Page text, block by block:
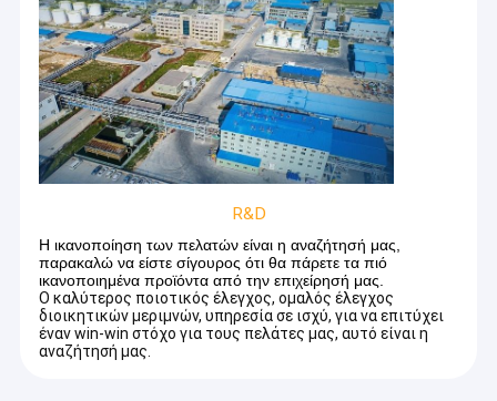
R&D
Η ικανοποίηση των πελατών είναι η αναζήτησή μας,
παρακαλώ να είστε σίγουρος ότι θα πάρετε τα πιό
ικανοποιημένα προϊόντα από την επιχείρησή μας.
Ο καλύτερος ποιοτικός έλεγχος, ομαλός έλεγχος
διοικητικών μεριμνών, υπηρεσία σε ισχύ, για να επιτύχει
έναν win-win στόχο για τους πελάτες μας, αυτό είναι η
αναζήτησή μας.